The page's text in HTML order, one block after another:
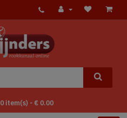
0 item(s) - € 0.00